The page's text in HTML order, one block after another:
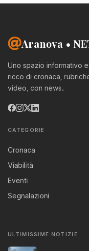
Aranova •
Uno spazio informativo
ricco di cronaca,
video, con news..
CATEGORIE
Cronaca
Viabilità
Eventi
Segnalazioni
ULTIMISSIME NOTIZIE